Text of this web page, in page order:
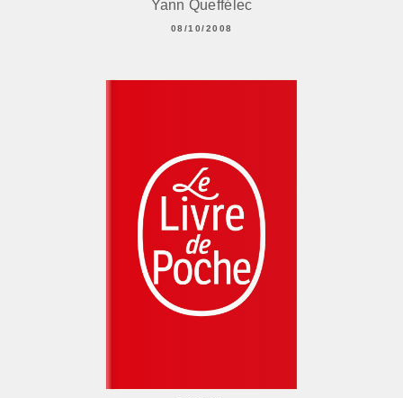
Yann Queffélec
08/10/2008